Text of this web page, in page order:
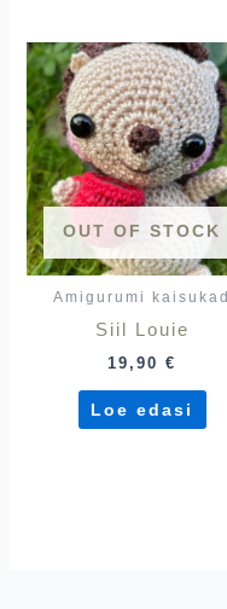
OUT OF STOCK
Amigurumi kaisukad
Siil Louie
19,90€
Loe edasi